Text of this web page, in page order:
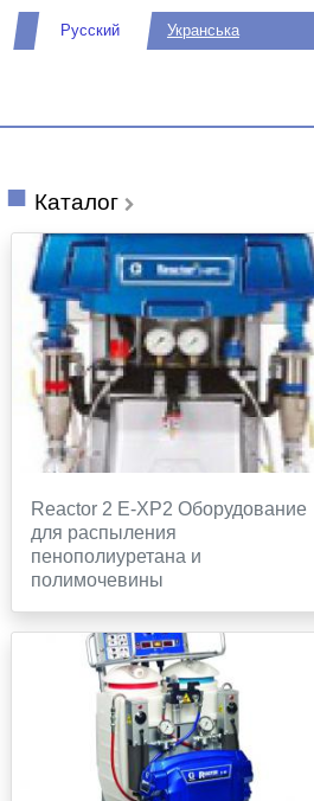
Русский Укранська
Каталог
Reactor 2 E-XP2 Оборудование
для распыления
пенополиуретана и
полимочевины